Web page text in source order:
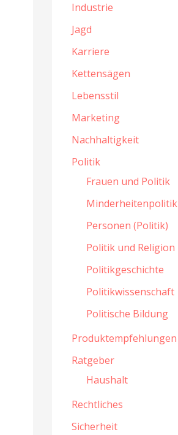
Industrie
Jagd
Karriere
Kettensägen
Lebensstil
Marketing
Nachhaltigkeit
Politik
Frauen und Politik
Minderheitenpolitik
Personen (Politik)
Politik und Religion
Politikgeschichte
Politikwissenschaft
Politische Bildung
Produktempfehlungen
Ratgeber
Haushalt
Rechtliches
Sicherheit